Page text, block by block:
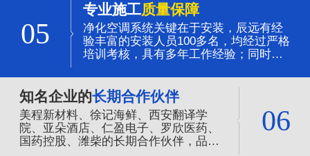
05
专业施工质量保障
净化空调系统关键在于安装，辰远有经
验丰富的安装人员100多名，均经过严格
培训考核，具有多年工作经验；同时全
保证。
知名企业的长期合作伙伴
美程新材料、徐记海鲜、西安翻译学
院、亚朵酒店、仁盈电子、罗欣医药、
国药控股、潍柴的长期合作伙伴，品质
06